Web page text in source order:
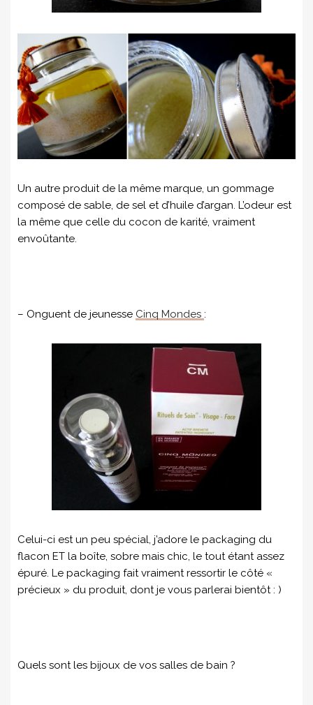
Un autre produit de la même marque, un gommage
composé de sable, de sel et d’huile d’argan. L’odeur est
la même que celle du cocon de karité, vraiment
envoûtante.
– Onguent de jeunesse Cinq Mondes :
Celui-ci est un peu spécial, j’adore le packaging du
flacon ET la boîte, sobre mais chic, le tout étant assez
épuré. Le packaging fait vraiment ressortir le côté «
précieux » du produit, dont je vous parlerai bientôt : )
Quels sont les bijoux de vos salles de bain ?